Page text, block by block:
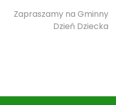
Zapraszamy na Gminny
Dzień Dziecka